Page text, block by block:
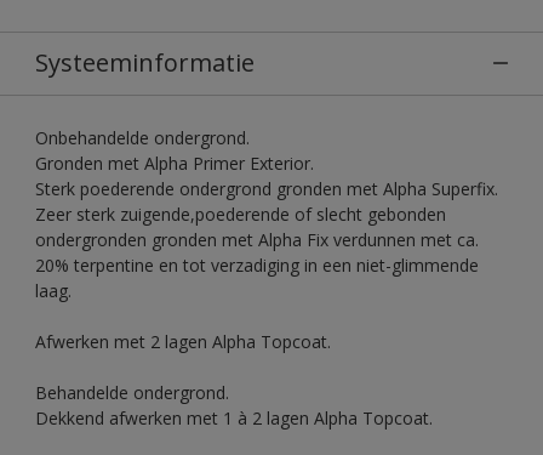
Systeeminformatie
Onbehandelde ondergrond.
Gronden met Alpha Primer Exterior.
Sterk poederende ondergrond gronden met Alpha Superfix.
Zeer sterk zuigende,poederende of slecht gebonden
ondergronden gronden met Alpha Fix verdunnen met ca.
20% terpentine en tot verzadiging in een niet-glimmende
laag.
Afwerken met 2 lagen Alpha Topcoat.
Behandelde ondergrond.
Dekkend afwerken met 1 à 2 lagen Alpha Topcoat.